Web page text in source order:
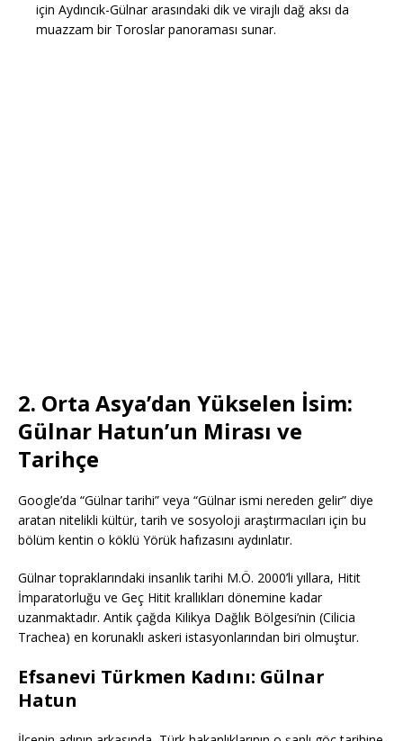
için Aydıncık-Gülnar arasındaki dik ve virajlı dağ aksı da
muazzam bir Toroslar panoraması sunar.
2. Orta Asya’dan Yükselen İsim:
Gülnar Hatun’un Mirası ve
Tarihçe
Google’da “Gülnar tarihi” veya “Gülnar ismi nereden gelir” diye
aratan nitelikli kültür, tarih ve sosyoloji araştırmacıları için bu
bölüm kentin o köklü Yörük hafızasını aydınlatır.
Gülnar topraklarındaki insanlık tarihi M.Ö. 2000’li yıllara, Hitit
İmparatorluğu ve Geç Hitit krallıkları dönemine kadar
uzanmaktadır. Antik çağda Kilikya Dağlık Bölgesi’nin (Cilicia
Trachea) en korunaklı askeri istasyonlarından biri olmuştur.
Efsanevi Türkmen Kadını: Gülnar
Hatun